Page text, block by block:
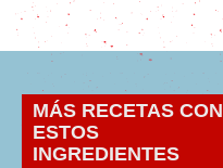
MÁS RECETAS CON
ESTOS
INGREDIENTES